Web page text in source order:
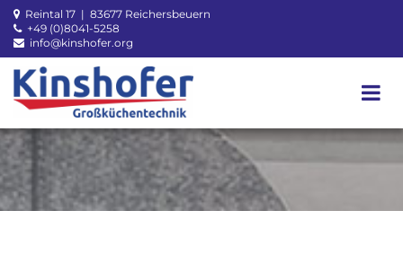
Zum Inhalt springen
 Reintal 17 | 83677 Reichersbeuern
 +49 (0)8041-5258
 info@kinshofer.org